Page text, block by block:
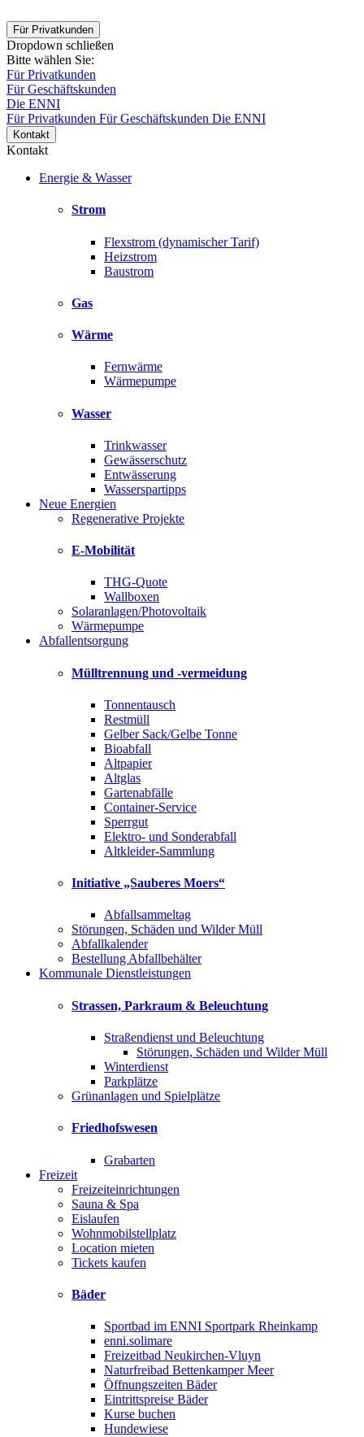
Für Privatkunden
Dropdown schließen
Bitte wählen Sie:
Für Privatkunden
Für Geschäftskunden
Die ENNI
Für Privatkunden Für Geschäftskunden Die ENNI
Kontakt
Kontakt
Energie & Wasser
Strom
Flexstrom (dynamischer Tarif)
Heizstrom
Baustrom
Gas
Wärme
Fernwärme
Wärmepumpe
Wasser
Trinkwasser
Gewässerschutz
Entwässerung
Wasserspartipps
Neue Energien
Regenerative Projekte
E-Mobilität
THG-Quote
Wallboxen
Solaranlagen/Photovoltaik
Wärmepumpe
Abfallentsorgung
Mülltrennung und -vermeidung
Tonnentausch
Restmüll
Gelber Sack/Gelbe Tonne
Bioabfall
Altpapier
Altglas
Gartenabfälle
Container-Service
Sperrgut
Elektro- und Sonderabfall
Altkleider-Sammlung
Initiative „Sauberes Moers“
Abfallsammeltag
Störungen, Schäden und Wilder Müll
Abfallkalender
Bestellung Abfallbehälter
Kommunale Dienstleistungen
Strassen, Parkraum & Beleuchtung
Straßendienst und Beleuchtung
Störungen, Schäden und Wilder Müll
Winterdienst
Parkplätze
Grünanlagen und Spielplätze
Friedhofswesen
Grabarten
Freizeit
Freizeiteinrichtungen
Sauna & Spa
Eislaufen
Wohnmobilstellplatz
Location mieten
Tickets kaufen
Bäder
Sportbad im ENNI Sportpark Rheinkamp
enni.solimare
Freizeitbad Neukirchen-Vluyn
Naturfreibad Bettenkamper Meer
Öffnungszeiten Bäder
Eintrittspreise Bäder
Kurse buchen
Hundewiese